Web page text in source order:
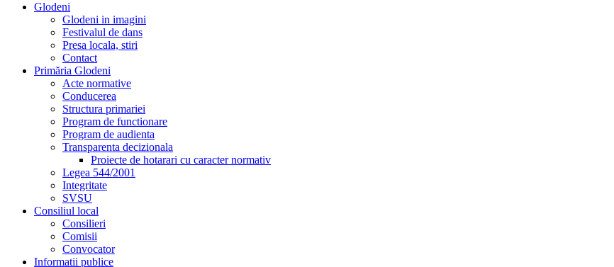
Glodeni
Glodeni in imagini
Festivalul de dans
Presa locala, stiri
Contact
Primăria Glodeni
Acte normative
Conducerea
Structura primariei
Program de functionare
Program de audienta
Transparenta decizionala
Proiecte de hotarari cu caracter normativ
Legea 544/2001
Integritate
SVSU
Consiliul local
Consilieri
Comisii
Convocator
Informatii publice